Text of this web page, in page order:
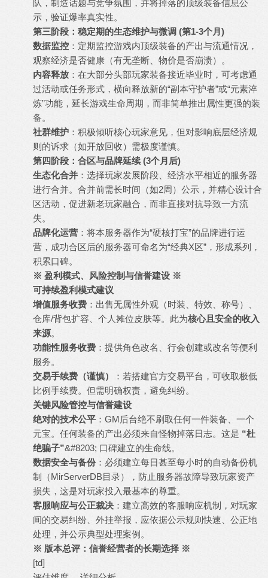
队，制造话题与竞争氛围，并将掉落的顶级装备信息公
示，验证爆率真实性。
第三阶段：稳定期的生态维护与微调 (第1-3个月)
数据监控 ：定期监控游戏内顶级装备的产出与流通情况，
观察经济是否健康（有无垄断、物价是否崩溃）。
内容释放 ：在大部分头部玩家装备接近毕业时，可考虑通
过活动或任务形式，横向释放新的“副本守护者”或“元素淬
炼”功能，延长游戏生命周期，而非简单推出属性更强的装
备。
社群维护 ：积极倾听核心玩家意见，但对影响底层经济规
则的诉求（如开放回收）需极度谨慎。
第四阶段：合区与品牌延续 (3个月后)
生态化合并 ：选择玩家发展阶段、经济水平相近的服务器
进行合并。合并前需长时间（如2周）公示，并精心设计合
区活动，促进新老玩家融合，而非直接对抗导致一方流
失。
品牌化运营 ：将本服务器作为“硬核打宝”的品牌进行运
营，成功合区后的服务器可命名为“经典X区”，形成系列，
积累口碑。
※ 盈利模式、风险控制与信誉建设 ※
可持续盈利模式建议
增值服务收费 ：出售无属性外观（时装、特效、称号）、
仓库/背包扩容、个人摊位皮肤等。此为核心且安全的收入
来源。
功能性服务收费 ：提供角色改名、行会创建或改名等便利
服务。
交易手续费（谨慎）
：若搭建官方交易平台，可收取极低
比例手续费。但需明确权责，避免纠纷。
关键风险管控与信誉建设
绝对的技术公平 ：GM后台绝不刷取任何一件装备、一个
元宝。任何装备的产出必须来自怪物掉落日志。这是 “杜
绝骗子”&#8203; 口碑建立的生命线。
数据安全与备份：必须建立每日甚至每小时的自动备份机
制（MirServerDB目录），防止服务器故障导致玩家资产
损失，这是对玩家投入最基本的尊重。
客服响应与公正裁决 ：建立高效的客服响应机制，对玩家
间的交易纠纷、外挂举报，应依据公示规则快速、公正地
处理，并公示典型处理案例。
※ 版本总评：信誉经营者的长期选择 ※
[td]